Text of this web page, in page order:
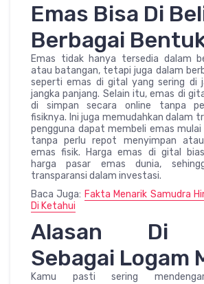
Emas Bisa Di
Berbagai
Emas tidak hanya tersedia dalam
atau batangan, tetapi juga dalam
seperti emas di gital yang sering di
jangka panjang. Selain itu, emas di
di simpan secara online tanpa
fisiknya. Ini juga memudahkan dalam
pengguna dapat membeli emas mulai
tanpa perlu repot menyimpan atau
emas fisik. Harga emas di gital
harga pasar emas dunia,
transparansi dalam investasi.
Baca Juga: Fakta Menarik Samudra
Di Ketahui
Alasan Di
Sebagai Logam
Kamu pasti sering